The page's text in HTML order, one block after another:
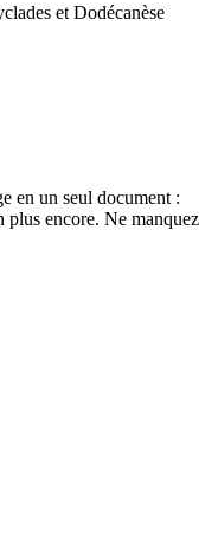
et Dodécanèse
en un seul document :
plus encore. Ne manquez